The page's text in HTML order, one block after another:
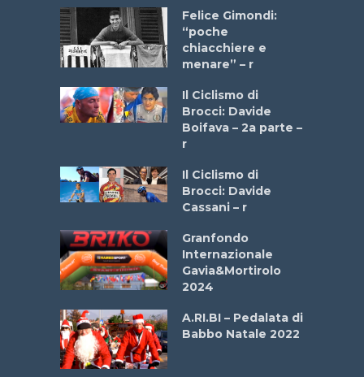
Felice Gimondi:
“poche
chiacchiere e
menare” – r
Il Ciclismo di
Brocci: Davide
Boifava – 2a parte –
r
Il Ciclismo di
Brocci: Davide
Cassani – r
Granfondo
Internazionale
Gavia&Mortirolo
2024
A.RI.BI – Pedalata di
Babbo Natale 2022